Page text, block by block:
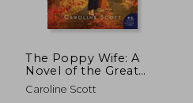
5%
dcto. 9,45 €
The Poppy Wife: A
Novel of the Great
war (en Inglés)
Caroline Scott